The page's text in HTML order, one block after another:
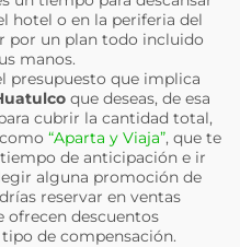
hotel o en la periferia del
por un plan todo incluido
manos.
presupuesto que implica
que deseas, de esa
cubrir la cantidad total,
“Aparta y Viaja”, que te
de anticipación e ir
alguna promoción de
reservar en ventas
ofrecen descuentos
de compensación.